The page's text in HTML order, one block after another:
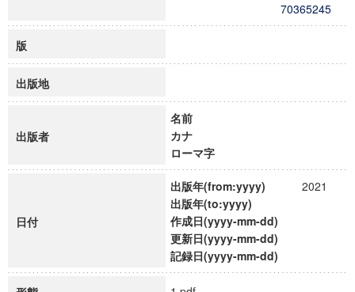
70365245
版
出版地
出版者
名前
カナ
ローマ字
日付
出版年(from:yyyy)
2021
出版年(to:yyyy)
作成日(yyyy-mm-dd)
更新日(yyyy-mm-dd)
記録日(yyyy-mm-dd)